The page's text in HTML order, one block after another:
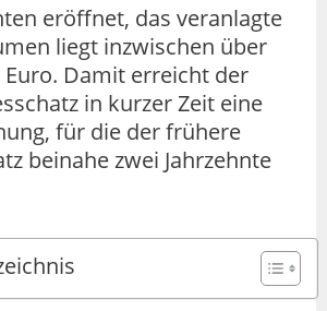
eröffnet, das veranlagte
liegt inzwischen über
Damit erreicht der
in kurzer Zeit eine
für die der frühere
beinahe zwei Jahrzehnte